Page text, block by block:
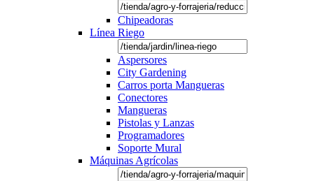
Chipeadoras
Línea Riego
Aspersores
City Gardening
Carros porta Mangueras
Conectores
Mangueras
Pistolas y Lanzas
Programadores
Soporte Mural
Máquinas Agrícolas